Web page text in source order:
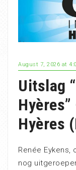
August 7, 2026 at
Uitslag
Hyères
Renée Eykens,
nog